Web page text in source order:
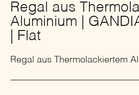
Regal aus
Aluminium |
| Flat
Regal aus Thermolackiertem